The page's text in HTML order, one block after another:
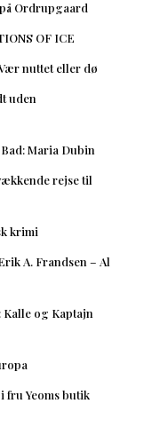
Ordrupgaard
OF ICE
nuttet eller dø
uden
Maria Dubin
rejse til
krimi
A. Frandsen – Al
Kalle og Kaptajn
fru Yeoms butik